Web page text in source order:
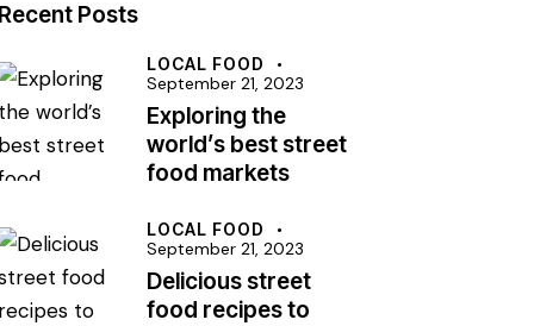
Recent Posts
LOCAL FOOD
September 21, 2023
Exploring the
world’s best street
food markets
LOCAL FOOD
September 21, 2023
Delicious street
food recipes to